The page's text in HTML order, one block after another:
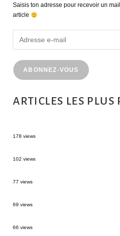
Saisis ton adresse pour recevoir un
article
ABONNEZ-VOUS
ARTICLES LES PLUS
178 views
102 views
77 views
69 views
66 views